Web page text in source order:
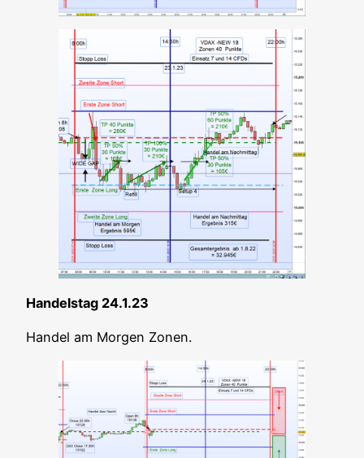
Han­dels­tag 24.1.23
Han­del am Mor­gen Zonen.